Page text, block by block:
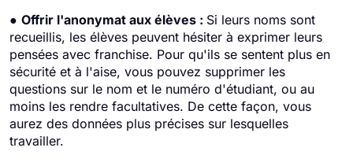
● Offrir l'anonymat aux élèves : Si leurs noms sont
recueillis, les élèves peuvent hésiter à exprimer leurs
pensées avec franchise. Pour qu'ils se sentent plus en
sécurité et à l'aise, vous pouvez supprimer les
questions sur le nom et le numéro d'étudiant, ou au
moins les rendre facultatives. De cette façon, vous
aurez des données plus précises sur lesquelles
travailler.